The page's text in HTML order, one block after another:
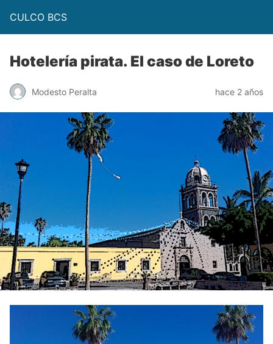
CULCO BCS
Hotelería pirata. El caso de Loreto
Modesto Peralta hace 2 años